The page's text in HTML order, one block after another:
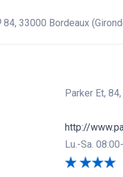
84, 33000 Bordeaux
Parker Et,
http://
Lu.-Sa.